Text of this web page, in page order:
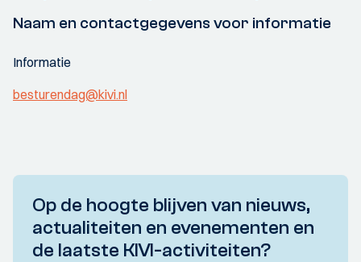
Naam en contactgegevens voor informatie
Informatie
besturendag@kivi.nl
Op de hoogte blijven van nieuws,
actualiteiten en evenementen en
de laatste KIVI-activiteiten?